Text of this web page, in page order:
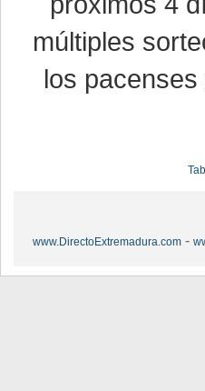
múltiples
los
www.DirectoExtremadura.com -